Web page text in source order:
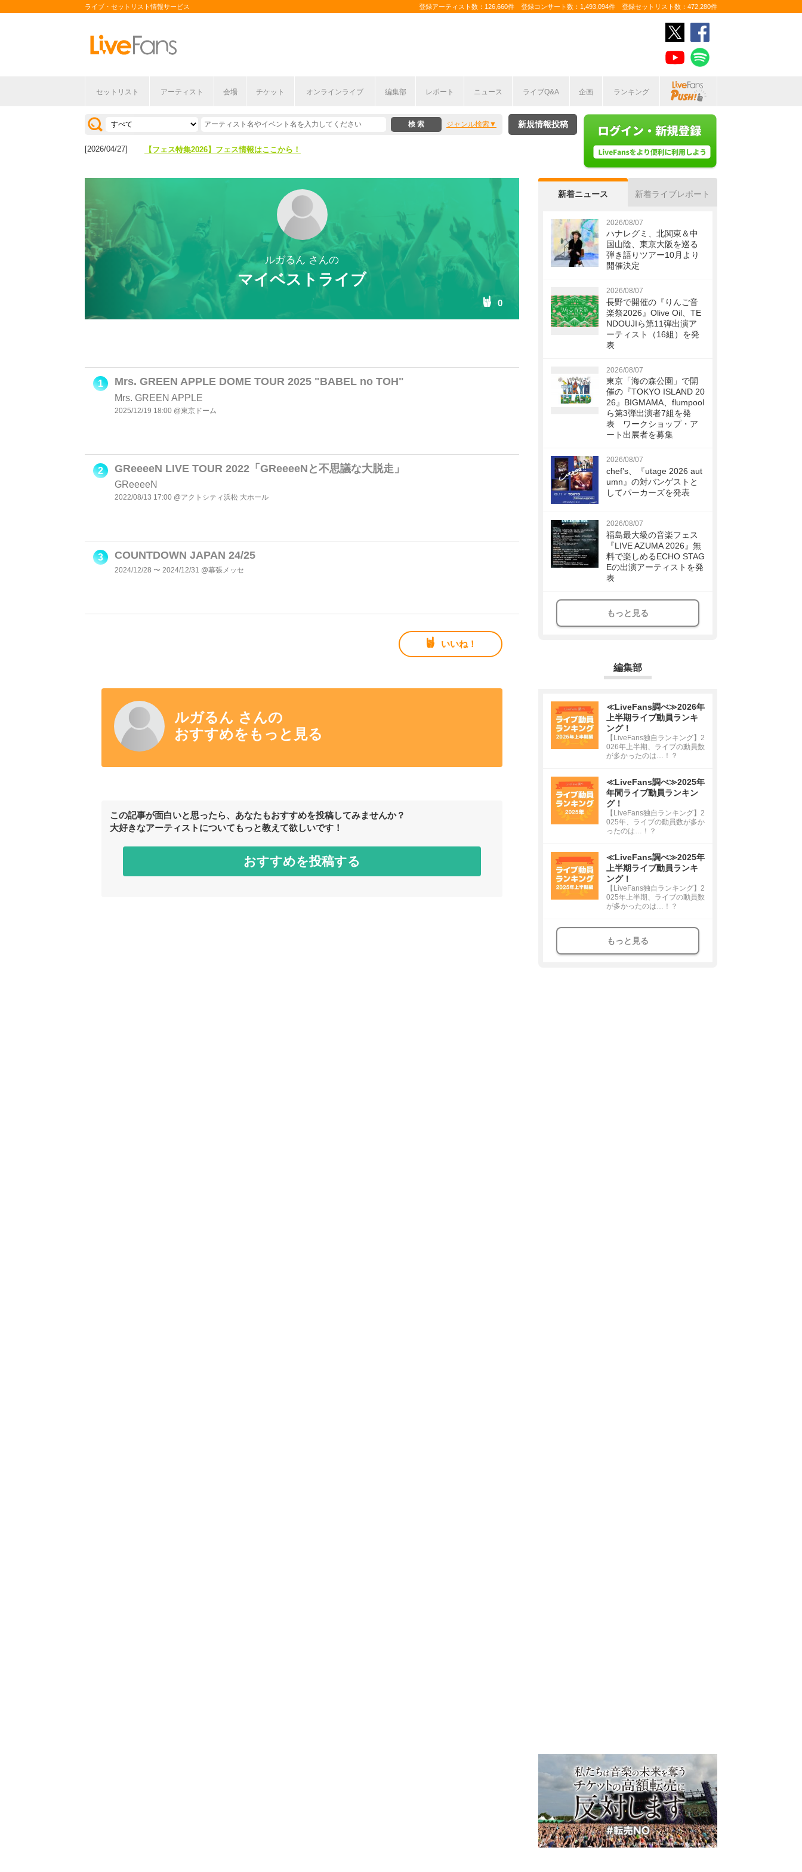
ライブ・セットリスト情報サービス 登録アーティスト数：126,660件 登録コンサート数：1,493,094件 登録セットリスト数：472,280件
セットリスト アーティスト 会場 チケット オンラインライブ 編集部 レポート ニュース ライブQ&A 企画 ランキング
ジャンル検索
[2026/07/28] 【ライブ動員ランキング】2026年上半期編発表！
[2026/04/27] 【フェス特集2026】フェス情報はここから！
新規情報投稿
ルガるん さんの
マイベストライブ
0
1 Mrs. GREEN APPLE DOME TOUR 2025 "BABEL no TOH"
Mrs. GREEN APPLE
2025/12/19 18:00 @東京ドーム
2 GReeeeN LIVE TOUR 2022「GReeeeNと不思議な大脱走」
GReeeeN
2022/08/13 17:00 @アクトシティ浜松 大ホール
3 COUNTDOWN JAPAN 24/25
2024/12/28 〜 2024/12/31 @幕張メッセ
いいね！
ルガるん さんの
おすすめをもっと見る
この記事が面白いと思ったら、あなたもおすすめを投稿してみませんか？
大好きなアーティストについてもっと教えて欲しいです！
おすすめを投稿する
新着ニュース 新着ライブレポート
2026/08/07
ハナレグミ、北関東＆中
国山陰、東京大阪を巡る
弾き語りツアー10月より
開催決定
2026/08/07
長野で開催の『りんご音
楽祭2026』Olive Oil、TE
NDOUJIら第11弾出演ア
ーティスト（16組）を発
表
2026/08/07
東京「海の森公園」で開
催の『TOKYO ISLAND 20
26』BIGMAMA、flumpool
ら第3弾出演者7組を発
表 ワークショップ・ア
ート出展者を募集
2026/08/07
chef’s、『utage 2026 aut
umn』の対バンゲストと
してパーカーズを発表
2026/08/07
福島最大級の音楽フェス
『LIVE AZUMA 2026』無
料で楽しめるECHO STAG
Eの出演アーティストを発
表
もっと見る
編集部
≪LiveFans調べ≫2026年
上半期ライブ動員ランキ
ング！
【LiveFans独自ランキング】2
026年上半期、ライブの動員数
が多かったのは…！？
≪LiveFans調べ≫2025年
年間ライブ動員ランキン
グ！
【LiveFans独自ランキング】2
025年、ライブの動員数が多か
ったのは…！？
≪LiveFans調べ≫2025年
上半期ライブ動員ランキ
ング！
【LiveFans独自ランキング】2
025年上半期、ライブの動員数
が多かったのは…！？
もっと見る